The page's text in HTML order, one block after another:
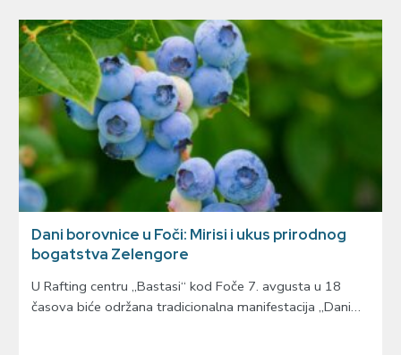
Dani borovnice u Foči: Mirisi i ukus prirodnog
bogatstva Zelengore
U Rafting centru „Bastasi“ kod Foče 7. avgusta u 18
časova biće održana tradicionalna manifestacija „Dani…